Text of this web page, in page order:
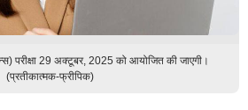
परीक्षा 29 अक्टूबर, 2025 को आयोजित की जाएगी।
(प्रतीकात्मक-फ्रीपिक)